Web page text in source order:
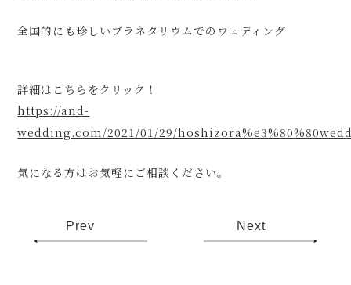
全国的にも珍しいプラネタリウムでのウェディング
詳細はこちらをクリック！
https://and-
wedding.com/2021/01/29/
気になる方はお気軽にご相談ください。
Prev Next